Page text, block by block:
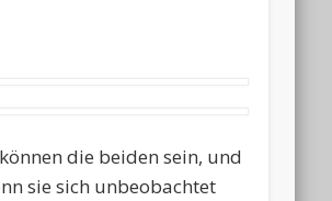
die beiden sein, und
sie sich unbeobachtet